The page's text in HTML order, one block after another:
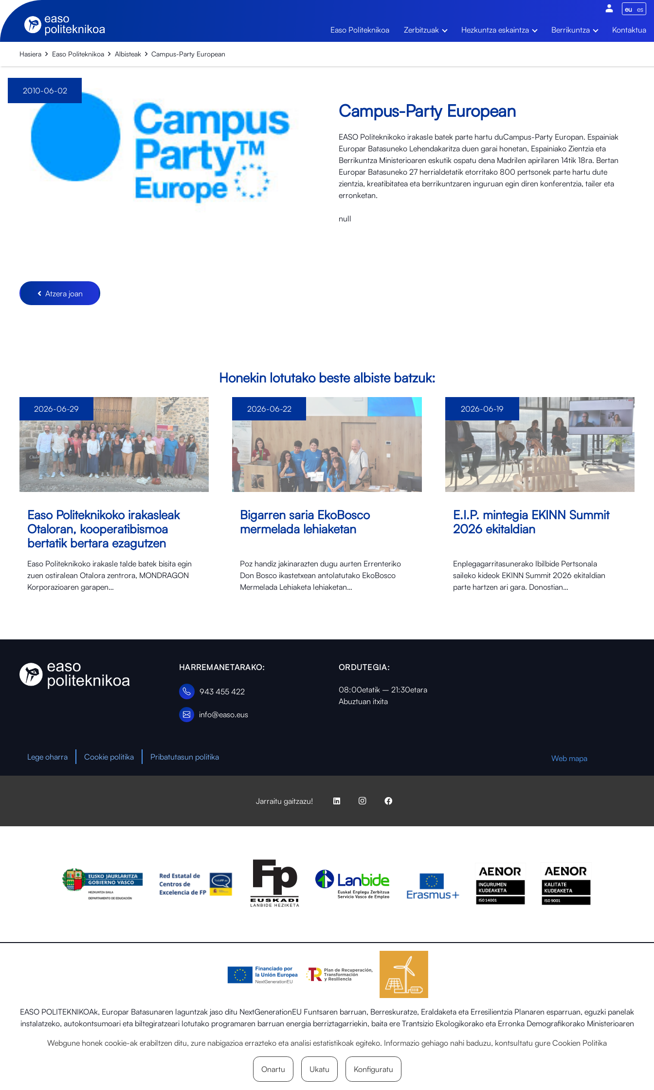
eu es
Easo Politeknikoa Zerbitzuak Hezkuntza eskaintza Berrikuntza Kontaktua
Hasiera Easo Politeknikoa Albisteak Campus-Party European
2010-06-02
Campus-Party European
EASO Politeknikoko irakasle batek parte hartu duCampus-Party Europan. Espainiak
Europar Batasuneko Lehendakaritza duen garai honetan, Espainiako Zientzia eta
Berrikuntza Ministerioaren eskutik ospatu dena Madrilen apirilaren 14tik 18ra. Bertan
Europar Batasuneko 27 herrialdetatik etorritako 800 pertsonek parte hartu dute
zientzia, kreatibitatea eta berrikuntzaren inguruan egin diren konferentzia, tailer eta
erronketan.
null
Atzera joan
Honekin lotutako beste albiste batzuk:
Easo Politeknikoko irakasleak
Otaloran, kooperatibismoa
bertatik bertara ezagutzen
Easo Politeknikoko irakasle talde batek bisita egin
zuen ostiralean Otalora⁠ zentrora, MONDRAGON
Korporazioaren garapen…
2026-06-29
Bigarren saria EkoBosco
mermelada lehiaketan
Poz handiz jakinarazten dugu aurten Errenteriko
Don Bosco ikastetxean antolatutako EkoBosco
Mermelada Lehiaketa lehiaketan…
2026-06-22
E.I.P. mintegia EKINN Summit
2026 ekitaldian
Enplegagarritasunerako Ibilbide Pertsonala
saileko kideok EKINN Summit 2026 ekitaldian
parte hartzen ari gara. Donostian…
2026-06-19
HARREMANETARAKO:
943 455 422
info@easo.eus
ORDUTEGIA:
08:00etatik – 21:30etara
Abuztuan itxita
Lege oharra Cookie politika Pribatutasun politika Web mapa
Jarraitu gaitzazu!
EASO POLITEKNIKOAk, Europar Batasunaren laguntzak jaso ditu NextGenerationEU Funtsaren barruan, Berreskuratze, Eraldaketa eta Erresilientzia Planaren esparruan, eguzki panelak
instalatzeko, autokontsumoari eta biltegiratzeari lotutako programaren barruan energia berriztagarriekin, baita ere Trantsizio Ekologikorako eta Erronka Demografikorako Ministerioaren
Webgune honek cookie-ak erabiltzen ditu, zure nabigazioa errazteko eta analisi estatistikoak egiteko. Informazio gehiago nahi baduzu, kontsultatu gure Cookien Politika
Onartu Ukatu Konfiguratu